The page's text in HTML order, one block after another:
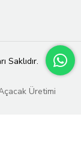
Saklıdır.
Üretimi